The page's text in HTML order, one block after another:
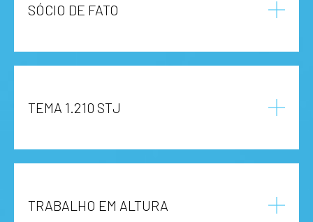
SÓCIO DE FATO
TEMA 1.210 STJ
TRABALHO EM ALTURA